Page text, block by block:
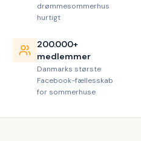
drømmesommerhus
hurtigt
200.000+
medlemmer
Danmarks største
Facebook-fællesskab
for sommerhuse